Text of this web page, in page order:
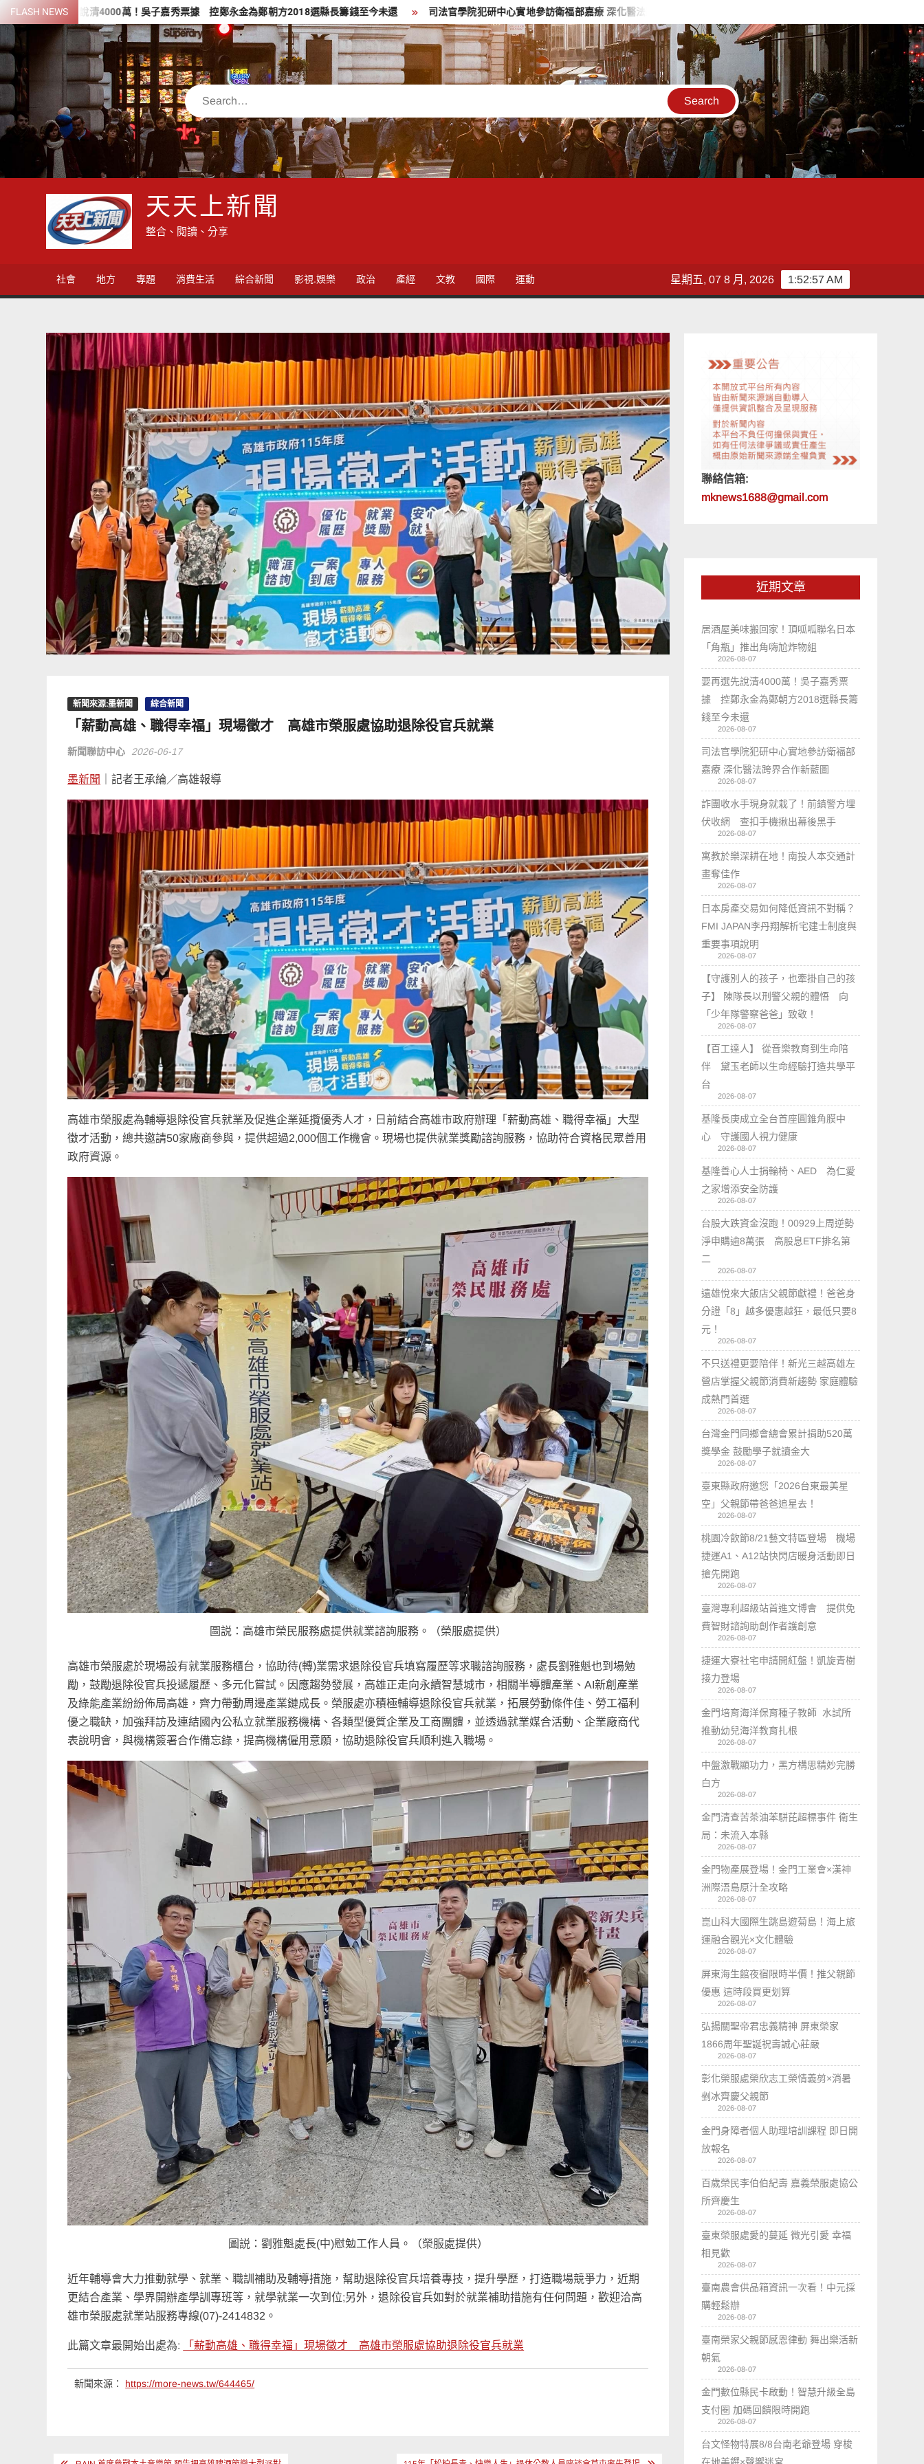
Skip
to
content
FLASH NEWS
說清4000萬！吳子嘉秀票據 控鄭永金為鄭朝方2018選縣長籌錢至今未還 司法官學院犯研中心實地參訪衛福部嘉療 深化醫法跨界合作新藍圖
Search
天天上新聞
整合、閱讀、分享
社會 地方 專題 消費生活 綜合新聞 影視.娛樂 政治 產經 文教 國際 運動 1:52:59 AM
星期五, 07 8 月, 2026
新聞來源:墨新聞 綜合新聞
「薪動高雄、職得幸福」現場徵才 高雄市榮服處協助退除役官兵就業
新聞聯訪中心 2026-06-17
墨新聞 ｜記者王承綸／高雄報導
高雄市榮服處為輔導退除役官兵就業及促進企業延攬優秀人才，日前結合高雄市政府辦理「薪動高雄 、職得幸福 」大型
徵才活動，總共邀請50家廠商參與，提供超過2,000個工作機會。現場也提供就業獎勵諮詢服務，協助符合資格民眾善用
政府資源。
圖説：高雄市榮民服務處提供就業諮詢服務。（榮服處提供）
高雄市榮服處於現場設有就業服務櫃台，協助待(轉)業需求退除役官兵填寫履歷等求職諮詢服務，處長劉雅魁也到場勉
勵，鼓勵退除役官兵投遞履歷、多元化嘗試。因應趨勢發展，高雄正走向永續智慧城市，相關半導體產業、AI新創產業
及綠能產業紛紛佈局高雄，齊力帶動周邊產業鏈成長。榮服處亦積極輔導退除役官兵就業，拓展勞動條件佳、勞工福利
優之職缺，加強拜訪及連結國內公私立就業服務機構、各類型優質企業及工商團體，並透過就業媒合活動、企業廠商代
表說明會，與機構簽署合作備忘錄，提高機構僱用意願，協助退除役官兵順利進入職場 。
圖説：劉雅魁處長(中)慰勉工作人員。（榮服處提供）
近年輔導會大力推動就學、就業、職訓補助及輔導措施，幫助退除役官兵培養專技，提升學歷，打造職場競爭力，近期
更結合產業、學界開辦產學訓專班等，就學就業一次到位;另外，退除役官兵如對於就業補助措施有任何問題，歡迎洽高
雄市榮服處就業站服務專線(07)-2414832。
此篇文章最開始出處為: 「薪動高雄、職得幸福」現場徵才 高雄市榮服處協助退除役官兵就業
新聞來源： https://more-news.tw/644465/
聯絡信箱:
mknews1688@gmail.com
近期文章
居酒屋美味搬回家！頂呱呱聯名日本
「角瓶」推出角嗨尬炸物組
2026-08-07
要再選先說清4000萬！吳子嘉秀票
據 控鄭永金為鄭朝方2018選縣長籌
錢至今未還
2026-08-07
司法官學院犯研中心實地參訪衛福部
嘉療 深化醫法跨界合作新藍圖
2026-08-07
詐團收水手現身就栽了！前鎮警方埋
伏收網 查扣手機揪出幕後黑手
2026-08-07
寓教於樂深耕在地！南投人本交通計
畫奪佳作
2026-08-07
日本房產交易如何降低資訊不對稱？
FMI JAPAN李丹翔解析宅建士制度與
重要事項說明
2026-08-07
【守護別人的孩子，也牽掛自己的孩
子】 陳隊長以刑警父親的體悟 向
「少年隊警察爸爸」致敬！
2026-08-07
【百工達人】 從音樂教育到生命陪
伴 黛玉老師以生命經驗打造共學平
台
2026-08-07
基隆長庚成立全台首座圓錐角膜中
心 守護國人視力健康
2026-08-07
基隆善心人士捐輪椅、AED 為仁愛
之家增添安全防護
2026-08-07
台股大跌資金沒跑！00929上周逆勢
淨申購逾8萬張 高股息ETF排名第
二
2026-08-07
遠雄悅來大飯店父親節獻禮！爸爸身
分證「8」越多優惠越狂，最低只要8
元！
2026-08-07
不只送禮更要陪伴！新光三越高雄左
營店掌握父親節消費新趨勢 家庭體驗
成熱門首選
2026-08-07
台灣金門同鄉會總會累計捐助520萬
獎學金 鼓勵學子就讀金大
2026-08-07
臺東縣政府邀您「2026台東最美星
空」父親節帶爸爸追星去！
2026-08-07
桃園冷飲節8/21藝文特區登場 機場
捷運A1、A12站快閃店暖身活動即日
搶先開跑
2026-08-07
臺灣專利超級站首進文博會 提供免
費智財諮詢助創作者護創意
2026-08-07
捷運大寮社宅申請開紅盤！凱旋青樹
接力登場
2026-08-07
金門培育海洋保育種子教師 水試所
推動幼兒海洋教育扎根
2026-08-07
中盤激戰顯功力，黑方構思精妙完勝
白方
2026-08-07
金門清查苦茶油苯駢芘超標事件 衛生
局：未流入本縣
2026-08-07
金門物產展登場！金門工業會×漢神
洲際浯島原汁全攻略
2026-08-07
崑山科大國際生跳島遊菊島！海上旅
運融合觀光×文化體驗
2026-08-07
屏東海生館夜宿限時半價！推父親節
優惠 這時段買更划算
2026-08-07
弘揚關聖帝君忠義精神 屏東榮家
1866周年聖誕祝壽誠心莊嚴
2026-08-07
彰化榮服處榮欣志工榮情義剪×消暑
剉冰齊慶父親節
2026-08-07
金門身障者個人助理培訓課程 即日開
放報名
2026-08-07
百歲榮民李伯伯紀壽 嘉義榮服處協公
所齊慶生
2026-08-07
臺東榮服處愛的蔓延 微光引愛 幸福
相見歡
2026-08-07
臺南農會供品箱資訊一次看！中元採
購輕鬆辦
2026-08-07
臺南榮家父親節感恩律動 舞出樂活新
朝氣
2026-08-07
金門數位縣民卡啟動！智慧升級全島
支付圈 加碼回饋限時開跑
2026-08-07
台文怪物特展8/8台南老爺登場 穿梭
在地美饌×聲響迷宮